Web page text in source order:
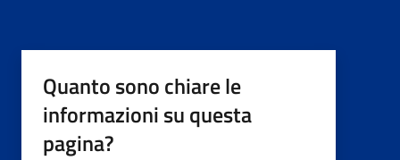
Quanto sono chiare le
informazioni su questa
pagina?